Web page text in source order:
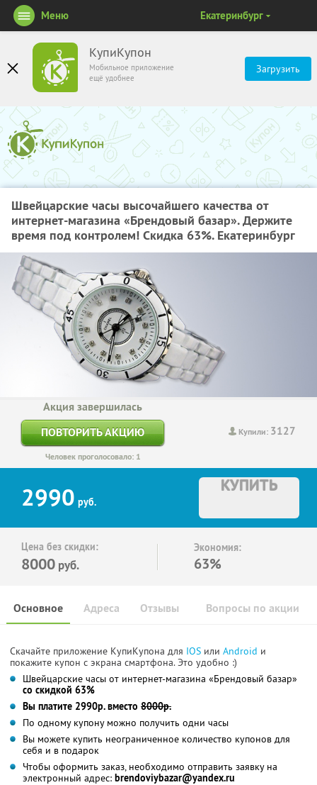
КупиКупон
Мобильное приложение
ещё удобнее
Загрузить
Меню Екатеринбург
Швейцарские часы высочайшего качества от
интернет-магазина «Брендовый базар». Держите
время под контролем! Скидка 63%. Екатеринбург
Купили: 3127
Акция завершилась
ПОВТОРИТЬ АКЦИЮ
Человек проголосовало: 1
2990 руб.
КУПИТЬ
Цена без скидки:
8000 руб.
Экономия:
63%
Основное Отзывы Вопросы по акции
Адреса
Скачайте приложение КупиКупона для IOS или Android и
покажите купон с экрана смартфона. Это удобно :)
Швейцарские часы от интернет-магазина «Брендовый базар»
со скидкой 63%
Вы платите 2990р. вместо 8000р.
По одному купону можно получить одни часы
Вы можете купить неограниченное количество купонов для
себя и в подарок
Чтобы оформить заказ, необходимо отправить заявку на
электронный адрес: brendoviybazar@yandex.ru